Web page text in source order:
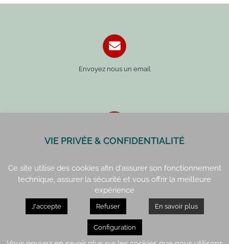
Envoyez nous un email
Paris : 01 42 34 14 59
Paris : 15, rue de Vaugirard
Rennes : 21, quai Lamennais
VIE PRIVÉE & CONFIDENTIALITÉ
Ce site utilise des cookies afin d'assurer son fonctionnement
technique, assurer la sécurité et vous offrir la meilleure
expérience
J'accepte Refuser En savoir plus
Configuration